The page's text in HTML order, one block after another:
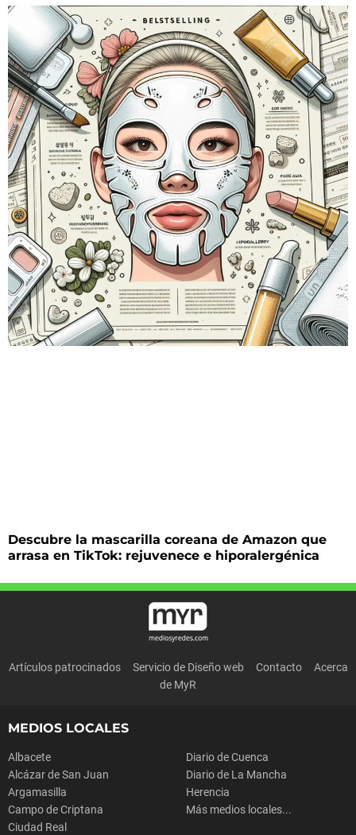
Descubre la mascarilla coreana de Amazon que
arrasa en TikTok: rejuvenece e hiporalergénica
Artículos patrocinados Servicio de Diseño web Contacto
Acerca
de MyR
MEDIOS LOCALES
Albacete
Alcázar de San Juan
Argamasilla
Campo de Criptana
Ciudad Real
Diario de Cuenca
Diario de La Mancha
Herencia
Más medios locales...